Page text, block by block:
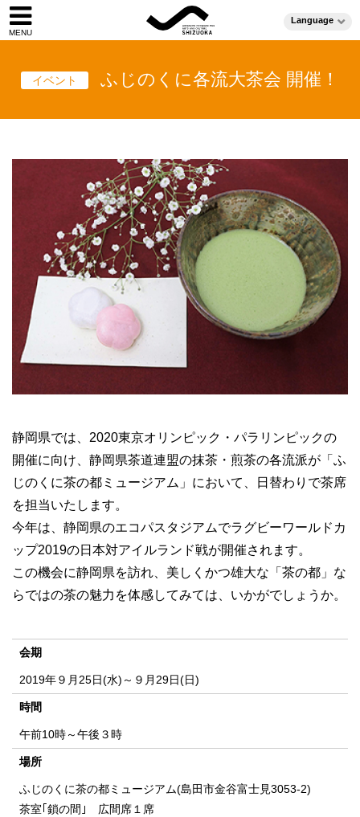
Language
イベント ふじのくに各流大茶会 開催！
静岡県では、2020東京オリンピック・パラリンピックの
開催に向け、静岡県茶道連盟の抹茶・煎茶の各流派が「ふ
じのくに茶の都ミュージアム」において、日替わりで茶席
を担当いたします。
今年は、静岡県のエコパスタジアムでラグビーワールドカ
ップ2019の日本対アイルランド戦が開催されます。
この機会に静岡県を訪れ、美しくかつ雄大な「茶の都」な
らではの茶の魅力を体感してみては、いかがでしょうか。
会期
2019年９月25日(水)～９月29日(日)
時間
午前10時～午後３時
場所
ふじのくに茶の都ミュージアム(島田市金谷富士見3053-2)
茶室｢鎖の間｣ 広間席１席